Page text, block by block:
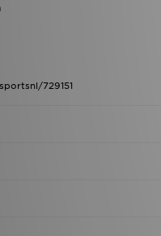
729151